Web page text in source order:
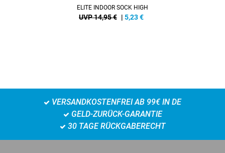
ELITE INDOOR SOCK HIGH
UVP 14,95 € | 5,23€
VERSANDKOSTENFREI AB 99€ IN DE
GELD-ZURÜCK-GARANTIE
30 TAGE RÜCKGABERECHT